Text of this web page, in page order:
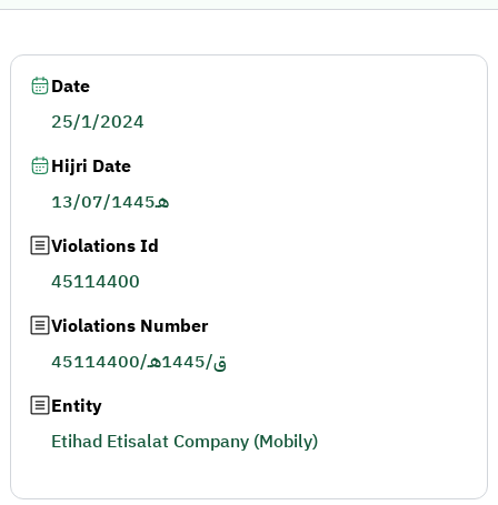
Date
25/1/2024
Hijri Date
13/07/1445هـ
Violations Id
45114400
Violations Number
45114400/ق/1445هـ
Entity
Etihad Etisalat Company (Mobily)